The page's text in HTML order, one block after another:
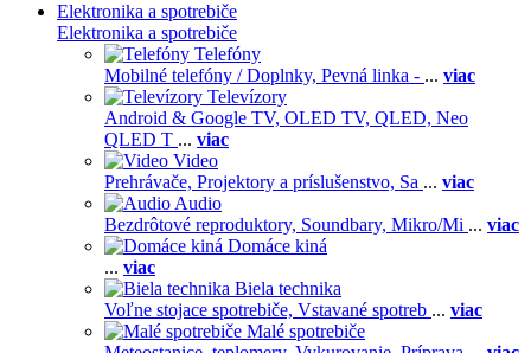
Elektronika a spotrebiče
Elektronika a spotrebiče
Telefóny
Mobilné telefóny / Doplnky, Pevná linka - ... viac
Televízory
Android & Google TV, OLED TV, QLED, Neo
QLED T ... viac
Video
Prehrávače, Projektory a príslušenstvo, Sa ... viac
Audio
Bezdrôtové reproduktory, Soundbary, Mikro/Mi ... viac
Domáce kiná
... viac
Biela technika
Voľne stojace spotrebiče, Vstavané spotreb ... viac
Malé spotrebiče